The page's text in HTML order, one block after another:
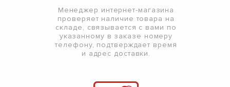
Менеджер интернет-магазина
проверяет наличие товара на
складе, связывается с вами по
указанному в заказе номеру
телефону, подтверждает время
и адрес доставки.